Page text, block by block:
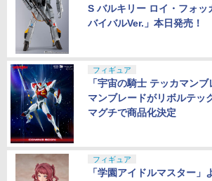
BANDAI SPIRITS タカラトミー メガ
プライム1スタジオ
KADOKAWA
Wonderful Works ホビージャパン ウェ
ウイング BeBOX AniGift
S バルキリー ロイ・フォッ
バイバルVer.」本日発売！
フィギュア
「宇宙の騎士 テッカマン
マンブレードがリボルテッ
マグチで商品化決定
フィギュア
「学園アイドルマスター」